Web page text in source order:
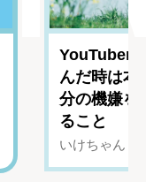
YouTuber
んだ時は
分の機嫌を
ること
いけちゃん（